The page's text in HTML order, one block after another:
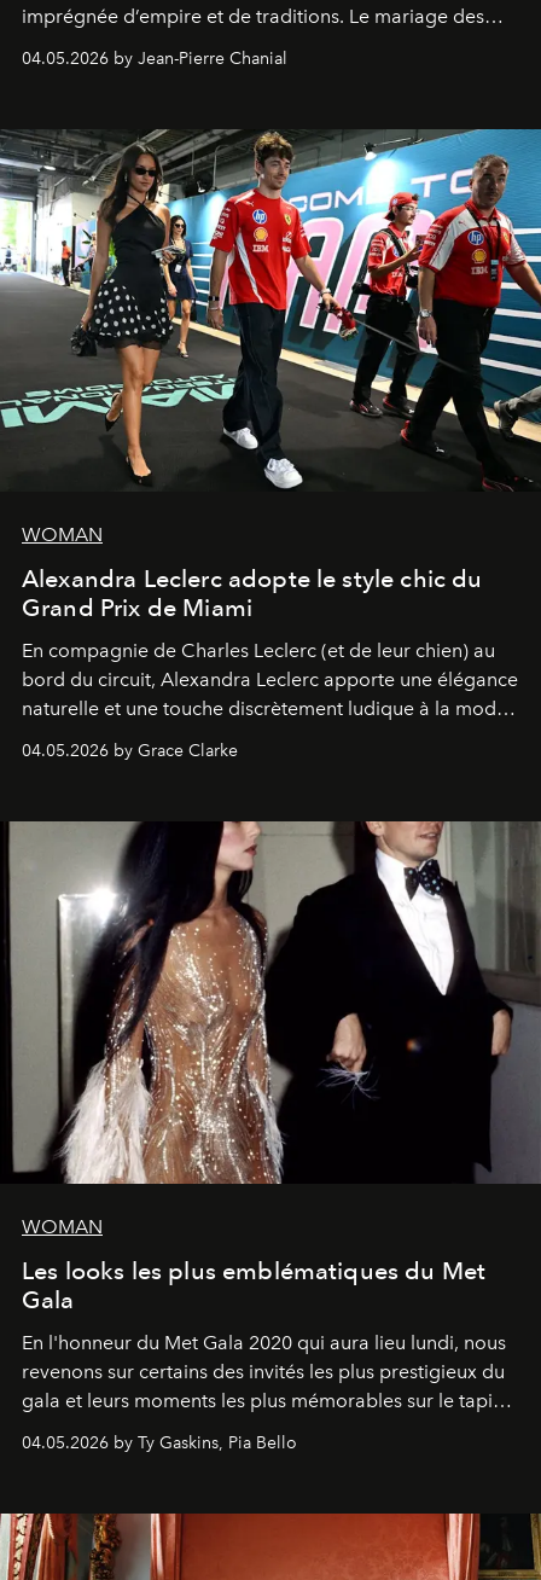
imprégnée d’empire et de traditions. Le mariage des
04.05.2026 by Jean-Pierre Chanial
WOMAN
Alexandra Leclerc adopte le style chic du
Grand Prix de Miami
En compagnie de Charles Leclerc (et de leur chien) au
bord du circuit, Alexandra Leclerc apporte une élégance
naturelle et une touche discrètement ludique à la mode
04.05.2026 by Grace Clarke
WOMAN
Les looks les plus emblématiques du Met
Gala
En l'honneur du Met Gala 2020 qui aura lieu lundi, nous
revenons sur certains des invités les plus prestigieux du
gala et leurs moments les plus mémorables sur le tapis
04.05.2026 by Ty Gaskins, Pia Bello